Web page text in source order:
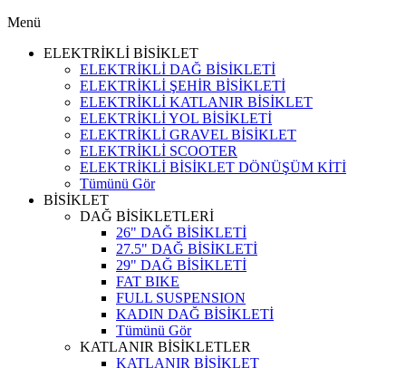
Menü
ELEKTRİKLİ BİSİKLET
ELEKTRİKLİ DAĞ BİSİKLETİ
ELEKTRİKLİ ŞEHİR BİSİKLETİ
ELEKTRİKLİ KATLANIR BİSİKLET
ELEKTRİKLİ YOL BİSİKLETİ
ELEKTRİKLİ GRAVEL BİSİKLET
ELEKTRİKLİ SCOOTER
ELEKTRİKLİ BİSİKLET DÖNÜŞÜM KİTİ
Tümünü Gör
BİSİKLET
DAĞ BİSİKLETLERİ
26" DAĞ BİSİKLETİ
27.5" DAĞ BİSİKLETİ
29" DAĞ BİSİKLETİ
FAT BIKE
FULL SUSPENSION
KADIN DAĞ BİSİKLETİ
Tümünü Gör
KATLANIR BİSİKLETLER
KATLANIR BİSİKLET